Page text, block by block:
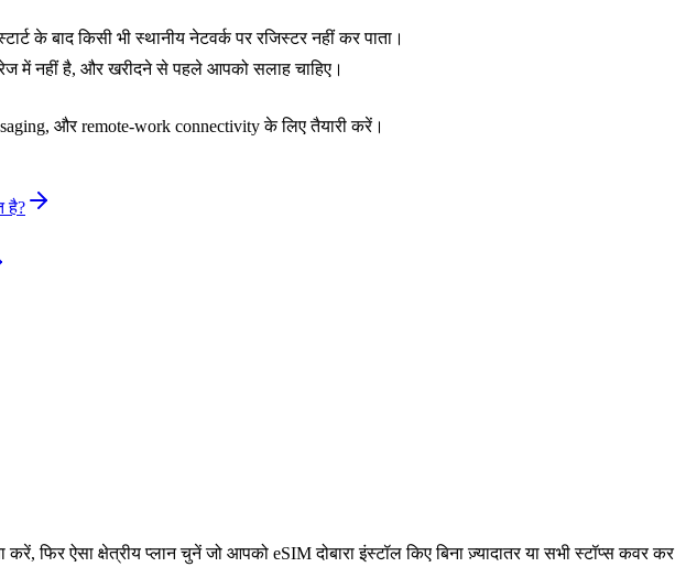
के बाद किसी भी स्थानीय नेटवर्क पर रजिस्टर नहीं कर पाता।
में नहीं है, और खरीदने से पहले आपको सलाह चाहिए।
और remote-work connectivity के लिए तैयारी करें।
है?
फिर ऐसा क्षेत्रीय प्लान चुनें जो आपको eSIM दोबारा इंस्टॉल किए बिना ज़्यादातर या सभी स्टॉप्स कवर